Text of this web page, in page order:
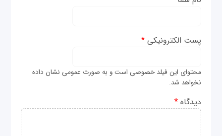
پست الکترونیکی*
محتوای این فیلد خصوصی است و به صورت عمومی نشان داده
نخواهد شد.
دیدگاه*